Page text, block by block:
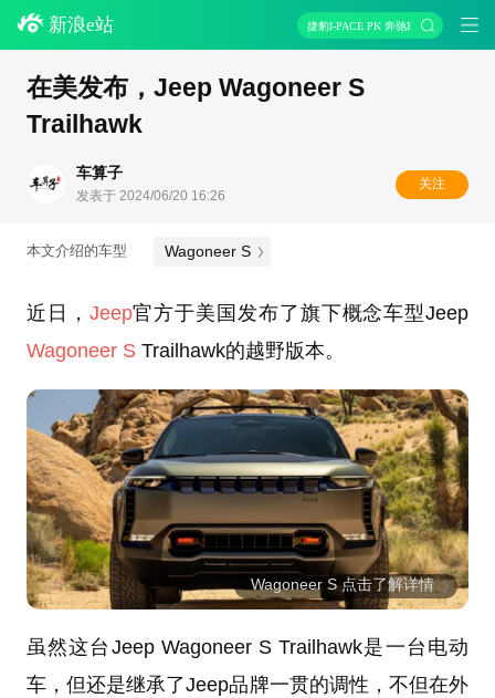
新浪e站 捷豹I-PACE PK 奔驰EQC
在美发布，Jeep Wagoneer S
Trailhawk
车算子
发表于 2024/06/20 16:26
关注
本文介绍的车型 Wagoneer S
近日， Jeep官方于美国发布了旗下概念车型Jeep
Wagoneer STrailhawk的越野版本。
Wagoneer S 点击了解详情
虽然这台Jeep Wagoneer S Trailhawk是一台电动
车，但还是继承了Jeep品牌一贯的调性，不但在外